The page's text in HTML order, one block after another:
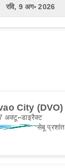
रवि, 9 अग॰ 2026
City (DVO)
अक्टू॰डाइरैक्ट
सेबू प्रशांत